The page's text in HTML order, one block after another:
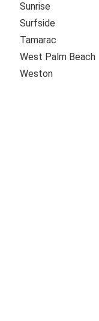
Sunrise
Surfside
Tamarac
West Palm Beach
Weston